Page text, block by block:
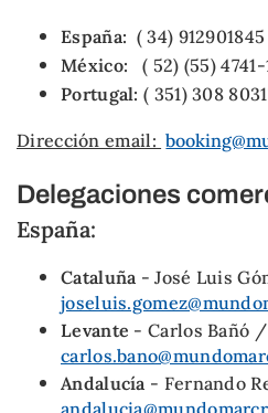
España: ( 34)
México: ( 52) (55) 4741-
Portugal: ( 351) 308
Dirección email:
Delegaciones
España:
Cataluña - José Luis
Levante - Carlos Bañó /
Andalucía - Fernando